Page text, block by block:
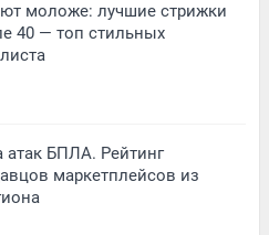
моложе: лучшие стрижки
40 — топ стильных
атак БПЛА. Рейтинг
маркетплейсов из